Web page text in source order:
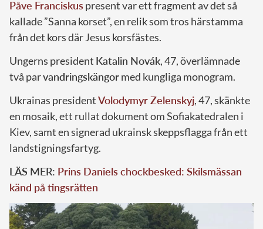
Påve Franciskuspresent var ett fragment av det så
kallade ”Sanna korset”, en relik som tros härstamma
från det kors där Jesus korsfästes.
Ungerns president Katalin Novák, 47, överlämnade
två parvandringskängormed kungliga monogram.
Ukrainas presidentVolodymyr Zelenskyj, 47, skänkte
en mosaik, ett rullat dokument om Sofiakatedralen i
Kiev, samt en signerad ukrainsk skeppsflagga från ett
landstigningsfartyg.
LÄS MER: Prins Daniels chockbesked: Skilsmässan
känd på tingsrätten